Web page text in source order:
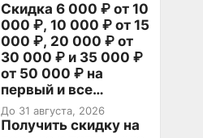
Скидка 6 000 ₽ от 10
000 ₽, 10 000 ₽ от 15
000 ₽, 20 000 ₽ от
30 000 ₽ и 35 000 ₽
от 50 000 ₽ на
первый и все
повторные заказы по
промокоду НАБЕРИ
До 31 августа, 2026
Получить скидку на